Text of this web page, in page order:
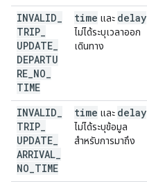
INVALID
TRIP
UPDATE
DEPARTU
RE NO
TIME
time และ delay
ไม่ได้ระบุเวลาออก
เดินทาง
INVALID
TRIP
UPDATE
ARRIVAL
NO TIME
time และ delay
ไม่ได้ระบุข้อมูล
สำหรับการมาถึง